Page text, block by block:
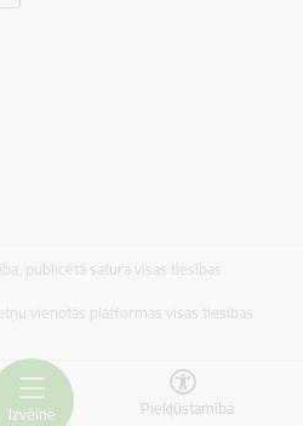
Izvēlne Piekļūstamība
publicētā satura visas tiesības
vienotās platformas visas tiesības